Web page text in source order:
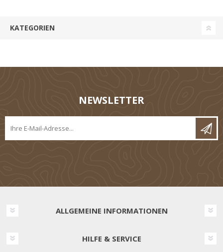
KATEGORIEN
NEWSLETTER
ALLGEMEINE INFORMATIONEN
HILFE & SERVICE